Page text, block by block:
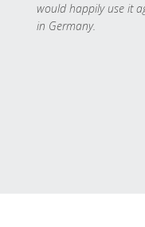
would happily use it
in Germany.